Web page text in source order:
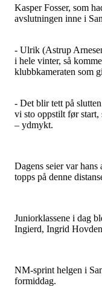
Kasper Fosser, som
avslutningen inne i
- Ulrik (Astrup
i hele vinter, så
klubbkameraten som
- Det blir tett på
vi sto oppstilt før start,
– ydmykt.
Dagens seier var
topps på denne
Juniorklassene i dag
Ingierd, Ingrid
NM-sprint helgen i
formiddag.